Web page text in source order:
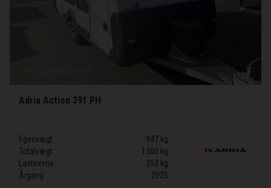
Adria Action 391 PH
Egenvægt
947 kg
Totalvægt
1300 kg
Lasteevne
353 kg
Årgang
2025